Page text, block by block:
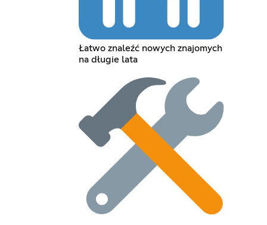
Łatwo znaleźć nowych znajomych
na długie lata